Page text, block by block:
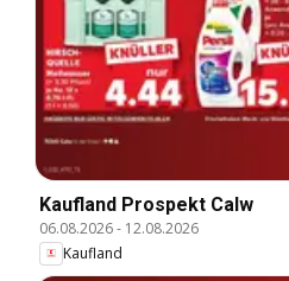
Kaufland Prospekt Calw
06.08.2026- 12.08.2026
Kaufland